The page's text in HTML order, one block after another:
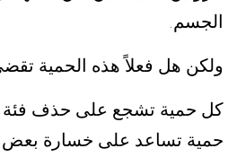
الجسم .
ولكن هل فعلاً هذه الحمية
كل حمية تشجع على حذف فئة
حمية تساعد على خسارة بعض